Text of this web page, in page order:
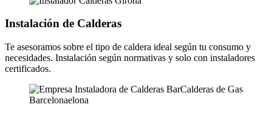
Instalación de Calderas
Te asesoramos sobre el tipo de caldera ideal según tu consumo y
necesidades. Instalación según normativas y solo con instaladores
certificados.